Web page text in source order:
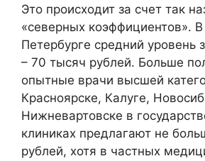
Это происходит за счет так
«северных коэффициентов».
Петербурге средний уровень
– 70 тысяч рублей. Больше
опытные врачи высшей
Красноярске, Калуге,
Нижневартовске в
клиниках предлагают не
рублей, хотя в частных